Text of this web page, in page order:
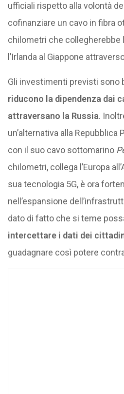
ufficiali rispetto alla volontà
cofinanziare un cavo in fibra
chilometri che collegherebbe
l’Irlanda al Giappone
Gli investimenti previsti sono
riducono la dipendenza dai
attraversano la Russia.
un’alternativa alla Repubblica
con il suo cavo sottomarino
chilometri, collega l’Europa
sua tecnologia 5G, è ora
nell’espansione
dato di fatto che si teme
intercettare i dati dei
guadagnare così potere